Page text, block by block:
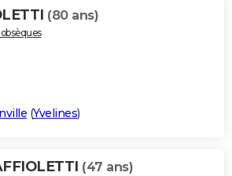
(80 ans)
(Yvelines)
(47 ans)